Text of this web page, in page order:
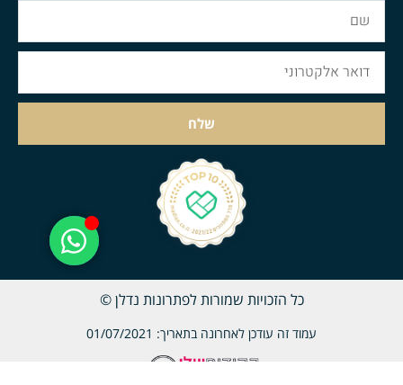
שלח
כל הזכויות שמורות לפתרונות נדלן ©
עמוד זה עודכן לאחרונה בתאריך: 01/07/2021